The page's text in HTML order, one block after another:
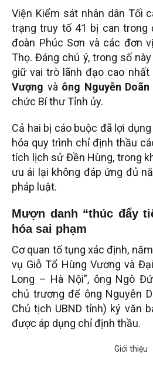
Viện Kiểm sát nhân dân Tối
trạng truy tố 41 bị can trong
đoàn Phúc Sơn và các đơn
Thọ. Đáng chú ý, trong số
giữ vai trò lãnh đạo cao nhất
Vượng và ông Nguyễn Doãn
chức Bí thư Tỉnh ủy.
Cả hai bị cáo buộc đã lợi
hóa quy trình chỉ định thầu
tích lịch sử Đền Hùng, trong
ưu ái lại không đáp ứng đủ
pháp luật.
Mượn danh “thúc đẩy
hóa sai phạm
Cơ quan tố tụng xác định,
vụ Giỗ Tổ Hùng Vương và
Long – Hà Nội”, ông Ngô
chủ trương để ông Nguyễn
Chủ tịch UBND tỉnh) ký văn
được áp dụng chỉ định thầu.